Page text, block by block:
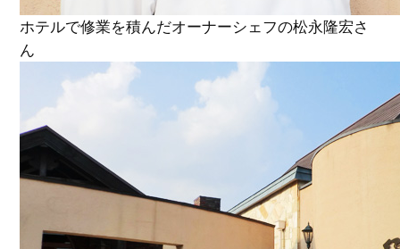
ホテルで修業を積んだオーナーシェフの松永隆宏さ
ん